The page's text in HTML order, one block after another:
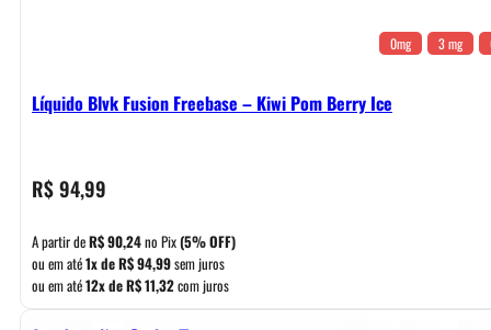
0mg 3 mg
Líquido Blvk Fusion Freebase – Kiwi Pom Berry Ice
R$94,99
A partir deR$90,24no Pix(5% OFF)
ou em até1x deR$94,99sem juros
ou em até12x deR$11,32com juros